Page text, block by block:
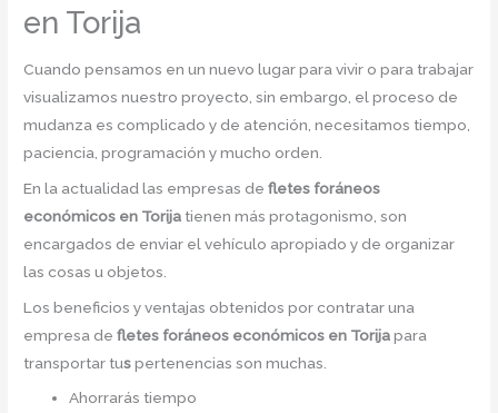
en Torija
Cuando pensamos en un nuevo lugar para vivir o para trabajar
visualizamos nuestro proyecto, sin embargo, el proceso de
mudanza es complicado y de atención, necesitamos tiempo,
paciencia, programación y mucho orden.
En la actualidad las empresas defletes foráneos
económicos en Torija tienen más protagonismo, son
encargados de enviar el vehículo apropiado y de organizar
las cosas u objetos.
Los beneficios y ventajas obtenidos por contratar una
empresa defletes foráneos económicos en Torijapara
transportar tuspertenencias son muchas.
Ahorrarás tiempo